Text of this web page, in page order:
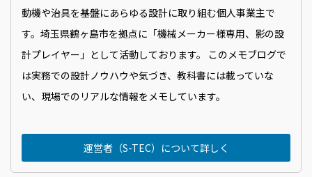
動機や治具を基盤にあらゆる設計に取り組む個人事業主で
す。埼玉県鶴ヶ島市を拠点に「機械メーカー様専用、影の設
計プレイヤー」として活動しております。 このメモブログで
は実務での設計ノウハウや気づき、教科書には載っていな
い、現場でのリアルな情報をメモしています。
運営者（S-TEC）について詳しく